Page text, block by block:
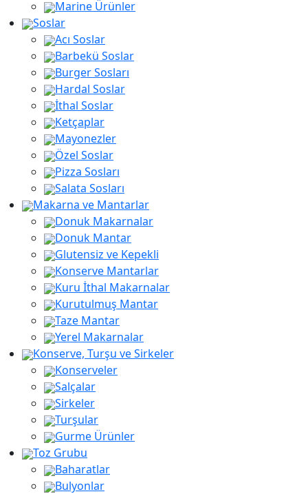
Marine Ürünler
Soslar
Acı Soslar
Barbekü Soslar
Burger Sosları
Hardal Soslar
İthal Soslar
Ketçaplar
Mayonezler
Özel Soslar
Pizza Sosları
Salata Sosları
Makarna ve Mantarlar
Donuk Makarnalar
Donuk Mantar
Glutensiz ve Kepekli
Konserve Mantarlar
Kuru İthal Makarnalar
Kurutulmuş Mantar
Taze Mantar
Yerel Makarnalar
Konserve, Turşu ve Sirkeler
Konserveler
Salçalar
Sirkeler
Turşular
Gurme Ürünler
Toz Grubu
Baharatlar
Bulyonlar